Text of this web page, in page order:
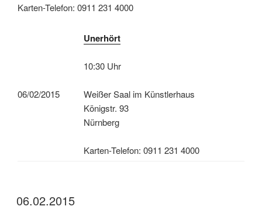
Karten-Telefon: 0911 231 4000
06/02/2015
Unerhört
10:30 Uhr
Weißer Saal im Künstlerhaus
Königstr. 93
Nürnberg
Karten-Telefon: 0911 231 4000
06.02.2015